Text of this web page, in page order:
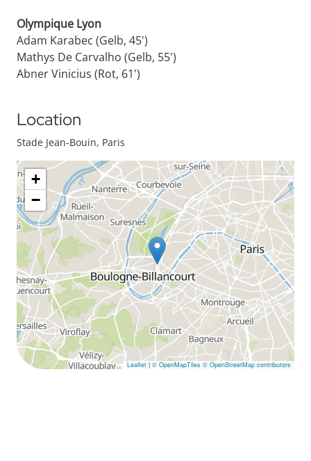
Olympique Lyon
Adam Karabec (Gelb, 45')
Mathys De Carvalho (Gelb, 55')
Abner Vinicius (Rot, 61')
Location
Stade Jean-Bouin, Paris
+
−
Leaflet | © OpenMapTiles © OpenStreetMap contributors